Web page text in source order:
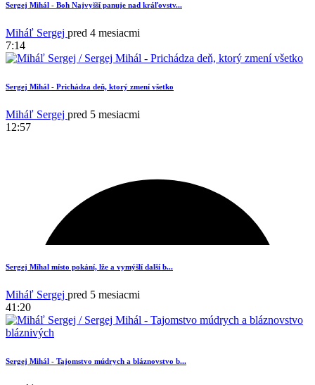
Sergej Mihál - Boh Najvyšší panuje nad kráľovstv...
Miháľ Sergej pred 4 mesiacmi
7:14
Sergej Mihál - Prichádza deň, ktorý zmení všetko
Miháľ Sergej pred 5 mesiacmi
12:57
Sergej Míhal místo pokání, lže a vymýšlí další b...
Miháľ Sergej pred 5 mesiacmi
41:20
Sergej Mihál - Tajomstvo múdrych a bláznovstvo b...